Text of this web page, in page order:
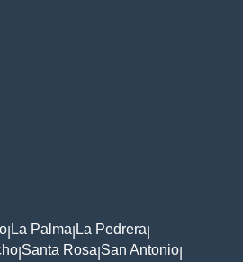
La Palma La Pedrera
Santa Rosa San Antonio